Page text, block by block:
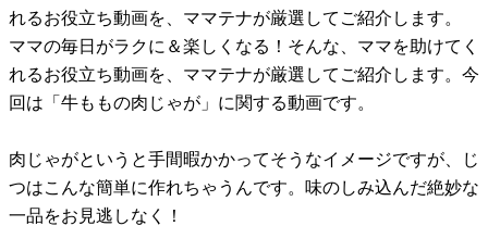
れるお役立ち動画を、ママテナが厳選してご紹介します。
ママの毎日がラクに＆楽しくなる！そんな、ママを助けてく
れるお役立ち動画を、ママテナが厳選してご紹介します。今
回は「牛ももの肉じゃが」に関する動画です。
肉じゃがというと手間暇かかってそうなイメージですが、じ
つはこんな簡単に作れちゃうんです。味のしみ込んだ絶妙な
一品をお見逃しなく！